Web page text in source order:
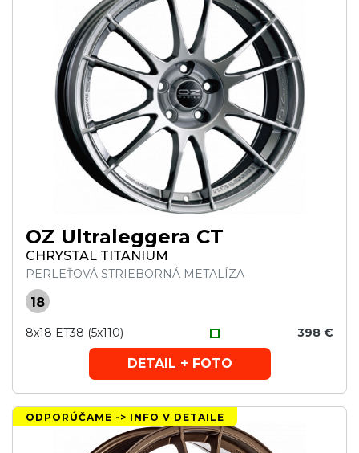
OZ Ultraleggera CT
CHRYSTAL TITANIUM
PERLEŤOVÁ STRIEBORNÁ METALÍZA
18
8x18 ET38 (5x110) 398 €
DETAIL + FOTO
ODPORÚČAME -> INFO V DETAILE